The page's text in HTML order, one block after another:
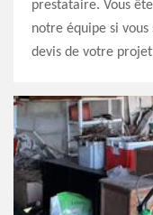
prestataire. Vous
notre équipe si
devis de votre